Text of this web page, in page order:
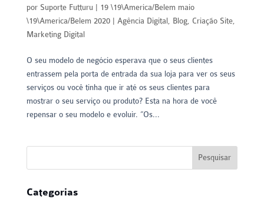
por Suporte Futturu
19 \19\America/Belem maio
\19\America/Belem 2020| Agência Digital Blog, Criação Site,
Marketing Digital
O seu modelo de negócio esperava que o seus clientes
entrassem pela porta de entrada da sua loja para ver os seus
serviços ou você tinha que ir até os seus clientes para
mostrar o seu serviço ou produto? Esta na hora de você
repensar o seu modelo e evoluir. “Os...
Categorias